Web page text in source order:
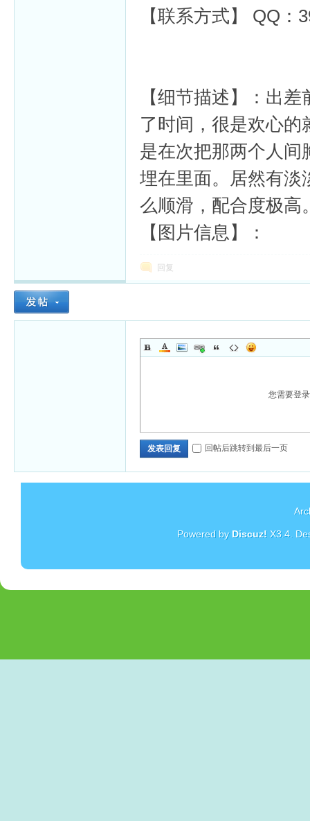
【联系方式】
QQ：
【细节描述】：出
了时间，很是欢心
是在次把那两个人间
埋在里面。居然有淡
么顺滑，配合度极高
【图片信息】：
回复
您需要登
发表回复 回帖后跳转到最后一页
Powered by Discuz! X3.4.